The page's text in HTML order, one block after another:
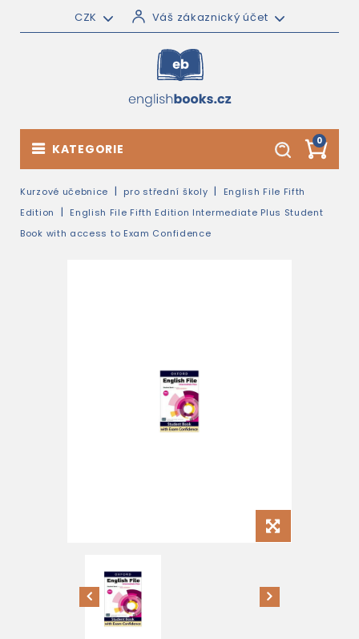
CZK Váš zákaznický účet
0
KATEGORIE
Kurzové učebnice pro střední školy
English File Fifth
Edition
English File Fifth Edition Intermediate Plus Student
Book with access to Exam Confidence